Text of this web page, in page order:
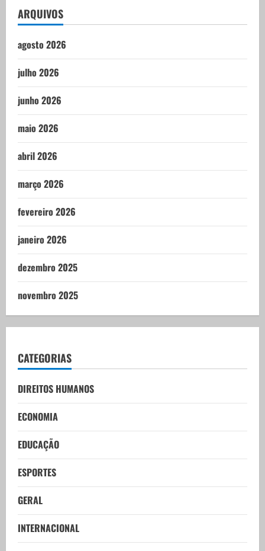
ARQUIVOS
agosto 2026
julho 2026
junho 2026
maio 2026
abril 2026
março 2026
fevereiro 2026
janeiro 2026
dezembro 2025
novembro 2025
CATEGORIAS
DIREITOS HUMANOS
ECONOMIA
EDUCAÇÃO
ESPORTES
GERAL
INTERNACIONAL